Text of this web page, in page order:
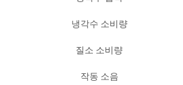
냉각수 소비량
질소 소비량
작동 소음